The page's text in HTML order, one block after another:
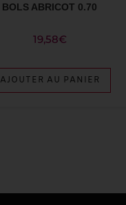
BOLS ABRICOT 0.70
19,58€
AJOUTER AU PANIER